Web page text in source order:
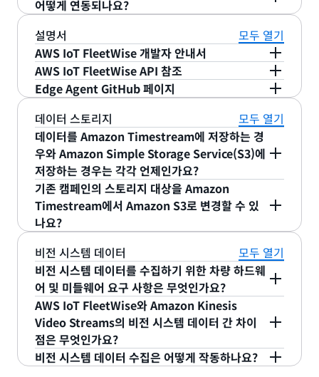
할 수 있습니다.
니다.
Edge Agent를 대상 하드웨어로 포팅하는 프로세스
는 간단합니다. 시작하려면 Edge AgentGitHub 페
이지에서소스 코드 액세스, 플랫폼 지원, 빌드 종속
성 정보 및 기타 리소스를 포함하는 포팅 정보를 찾을
수 있습니다. 자세히 알아보려면
제공되는
Edge Agent 가이드를 참조하십시오.
다.
는 자세하게 만들 수 있습니다. 가상 차량 모델을
AWS IoT FleetWise의 블루프린트로 사용하면 차량
의 일반 속성(예: 자동차 도어 수)을 캠페인으로 분류
하고 다양한 차량 플릿에서 균일한 수집 파라미터를
설정할 수 있습니다. 차량 모델을 통해 다수의 제공
업체 간에 센서 및 신호 정의를 쉽게 생성하고 공유할
수 있습니다. 자세한 내용은
AWS IoT FleetWise 개
발자안내서를 참조하십시오.
령문을 작성하여 수집할 차량 데이터를 정의할 수 있
습니다. AWS IoT FleetWise는 이러한 명령문을 클
라우드에서 차량으로 전송하고 Edge Agent는 해당
하는 명령문에 따라 데이터를 수집하고 전송합니다.
자세한 내용은AWS IoT FleetWise 개발자안내서를
참조하십시오.
어떻게 연동되나요?
AWS IoT Core 및 Amazon Timestream과 같은
AWS 서비스의 기존 구현에 AWS IoT FleetWise를
통합할 수 있습니다. 특정 아키텍처와의 통합 또는
AWS IoT FleetWise와의 기타 통합 옵션에 대해 논
의하려면영업 팀에 문의하십시오.
설명서
모두 열기
AWS IoT FleetWise 개발자 안내서
개발자 안내서를 사용하여 서비스 사용에대한 주요
개념과 지침을 알아보세요.
AWS IoT FleetWise API 참조
API Reference에서는API 작업에 대해 자세히 알아
보고 지원되는 웹 서비스 프로토콜에 대한 샘플 요청,
응답 및 오류를 확인할 수 있습니다.
Edge Agent GitHub 페이지
Edge Agent GitHub 페이지에는
소스 코드 액세스,
플랫폼 지원, 빌드 종속성 정보 및 기타 리소스가 포
함되어 있습니다.
데이터 스토리지
모두 열기
데이터를 Amazon Timestream에 저장하는 경
우와 Amazon Simple Storage Service(S3)에
저장하는 경우는 각각 언제인가요?
Amazon Timestream은 확장 가능한 고속 서버
리스 시계열 데이터베이스입니다. 거의 실시간으
로 데이터를 대시보드에 공급하여 현재 차량 상태
를 반영해야 하는 경우 Amazon Timestream을
사용할 수 있습니다.
Amazon S3는 업계 최고 수준의 확장성, 데이터
가용성, 보안 및 성능을 제공하는 객체 스토리지
서비스입니다. 일정 기간 동안 차량 데이터를 배
치 처리하고 분석해야 하는 시나리오가 있을 때
사용할 수 있습니다. 예를 들어 운전 행동을 모니
기존 캠페인의 스토리지 대상을 Amazon
Timestream에서 Amazon S3로 변경할 수 있
나요?
아니요. 스토리지 대상을 변경하려면 새 캠페인을 생
성하고 Amazon S3를 선택해야 합니다.
비전 시스템 데이터
모두 열기
비전 시스템 데이터를 수집하기 위한 차량 하드웨
어 및 미들웨어 요구 사항은 무엇인가요?
AWS IoT FleetWise를 사용하여 비전 시스템 데이터
를 수집하려면 차량 하드웨어에서 Robotic
Operating System 2(ROS2) 미들웨어를 통해
Edge Agent로 데이터 신호를 보내야 합니다. CAN
AWS IoT FleetWise와 Amazon Kinesis
Video Streams의 비전 시스템 데이터 간 차이
점은 무엇인가요?
Amazon Kinesis Video Streams를 사용하면 카메
비전 시스템 데이터 수집은 어떻게 작동하나요?